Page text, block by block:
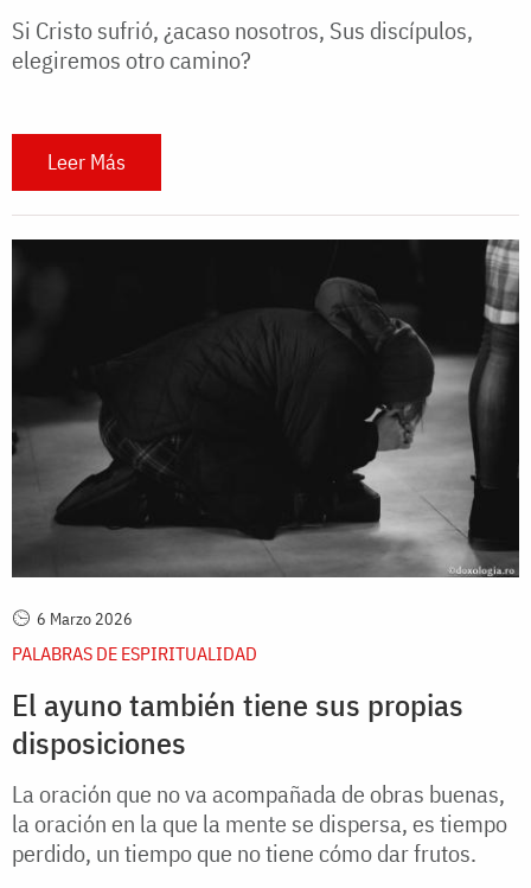
Si Cristo sufrió, ¿acaso nosotros, Sus discípulos,
elegiremos otro camino?
Leer Más
6 Marzo 2026
PALABRAS DE ESPIRITUALIDAD
El ayuno también tiene sus propias
disposiciones
La oración que no va acompañada de obras buenas,
la oración en la que la mente se dispersa, es tiempo
perdido, un tiempo que no tiene cómo dar frutos.